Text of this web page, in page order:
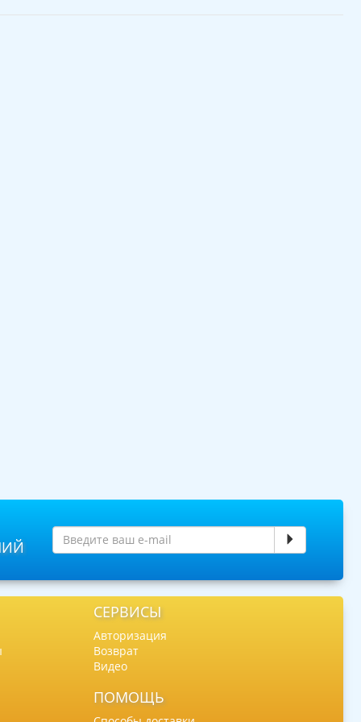
СЕРВИСЫ
Авторизация
Возврат
Видео
ПОМОЩЬ